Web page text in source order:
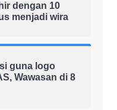
dengan 10
menjadi wira
guna logo
Wawasan di 8